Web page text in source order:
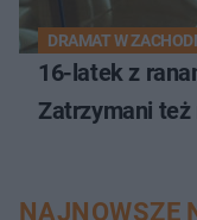
DRAMAT W
16-latek z
Zatrzymani też
NAJNOWSZE